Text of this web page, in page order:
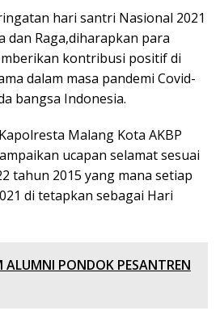
hari santri Nasional 2021
dan Raga,diharapkan para
kontribusi positif di
dalam masa pandemi Covid-
bangsa Indonesia.
Malang Kota AKBP
ucapan selamat sesuai
tahun 2015 yang mana setiap
di tetapkan sebagai Hari
ALUMNI PONDOK PESANTREN